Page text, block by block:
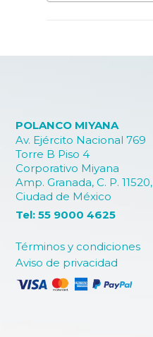
POLANCO MIYANA
Av. Ejército Nacional 769
Torre B Piso 4
Corporativo Miyana
Amp. Granada, C. P. 11520,
Ciudad de México
Términos y condiciones
Aviso de privacidad
Tel: 55 9000 4625